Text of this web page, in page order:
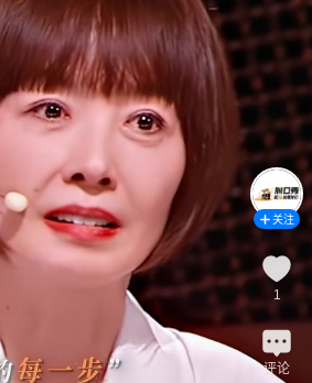
关注
1
评论